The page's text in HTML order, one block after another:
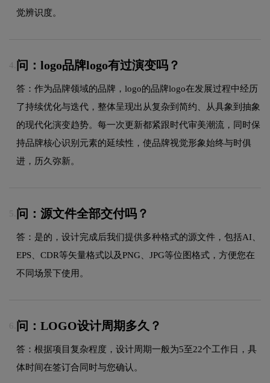
觉辨识度。
4. 问：logo品牌logo有过演变吗？
答：作为品牌领域的品牌，logo的品牌logo在发展过程中经历
了持续优化与迭代，整体呈现出从复杂到简约、从具象到抽象
的现代化演变趋势。每一次更新都紧跟时代审美潮流，同时保
持品牌核心识别元素的延续性，使品牌视觉形象始终与时俱
进，历久弥新。
5. 问：源文件全部交付吗？
答：是的，设计完成后我们提供多种格式的源文件，包括AI、
EPS、CDR等矢量格式以及PNG、JPG等位图格式，方便您在
不同场景下使用。
6. 问：LOGO设计周期多久？
答：根据项目复杂程度，设计周期一般为5至22个工作日，具
体时间在签订合同时与您确认。